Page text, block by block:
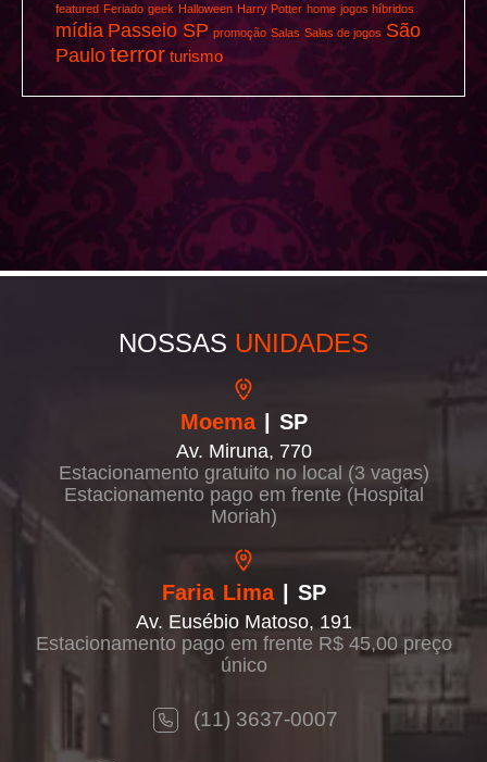
featured Feriado geek Halloween Harry Potter home jogos híbridos
mídia Passeio SP promoção Salas Salas de jogos São
Pauloterror turismo
NOSSAS UNIDADES
Moema | SP
Av. Miruna, 770
Estacionamento gratuito no local (3 vagas)
Estacionamento pago em frente (Hospital
Moriah)
Faria Lima | SP
Av. Eusébio Matoso, 191
Estacionamento pago em frente R$ 45,00 preço
único
(11) 3637-0007